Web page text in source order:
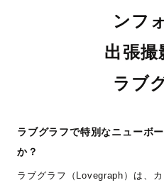
ンフ
出張撮
ラブ
ラブグラフで特別なニューボ
か？
ラブグラフ（Lovegraph）は、